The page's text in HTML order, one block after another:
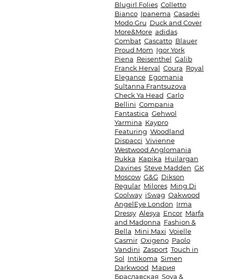
Blugirl Folies Colletto
Bianco Ipanema Casadei
Modo Gru Duck and Cover
More&More adidas
Combat Cascatto Blauer
Proud Mom Igor York
Piena Reisenthel Galib
Franck Herval Coura Royal
Elegance Egomania
Sultanna Frantsuzova
Check Ya Head Carlo
Bellini Compania
Fantastica Gehwol
Yarmina Kaypro
Featuring Woodland
Dispacci Vivienne
Westwood Anglomania
Rukka Kapika Huilargan
Davines Steve Madden GK
Moscow G&G Dikson
Regular Milores Ming Di
Coolway iSwag Oakwood
AngelEye London Irma
Dressy Alesya Encor Marfa
and Madonna Fashion &
Bella Mini Maxi Voielle
Casmir Oxigeno Paolo
Vandini Zasport Touch in
Sol Intikoma Simen
Darkwood Мария
Браславская Sova &